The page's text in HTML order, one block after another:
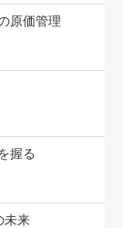
原価管理
握る
未来